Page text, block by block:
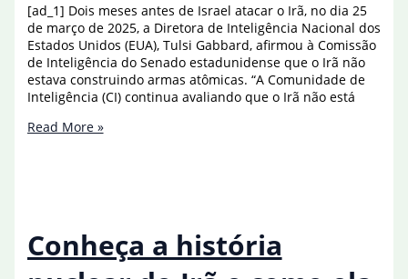
[ad_1] Dois meses antes de Israel atacar o Irã, no dia 25
de março de 2025, a Diretora de Inteligência Nacional dos
Estados Unidos (EUA), Tulsi Gabbard, afirmou à Comissão
de Inteligência do Senado estadunidense que o Irã não
estava construindo armas atômicas. “A Comunidade de
Inteligência (CI) continua avaliando que o Irã não está
Em
Irã
construísse
Read More »
Conheça a história